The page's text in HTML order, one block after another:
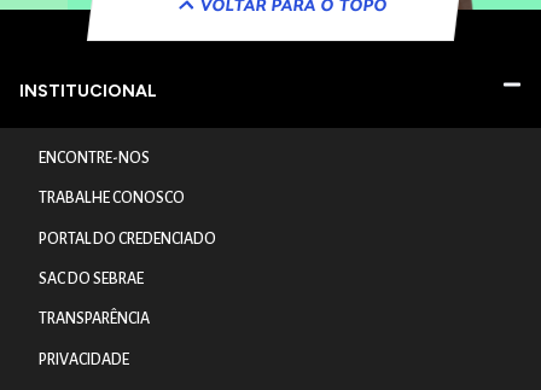
VOLTAR PARA O TOPO
INSTITUCIONAL
ENCONTRE-NOS
TRABALHE CONOSCO
PORTAL DO CREDENCIADO
SAC DO SEBRAE
TRANSPARÊNCIA
PRIVACIDADE